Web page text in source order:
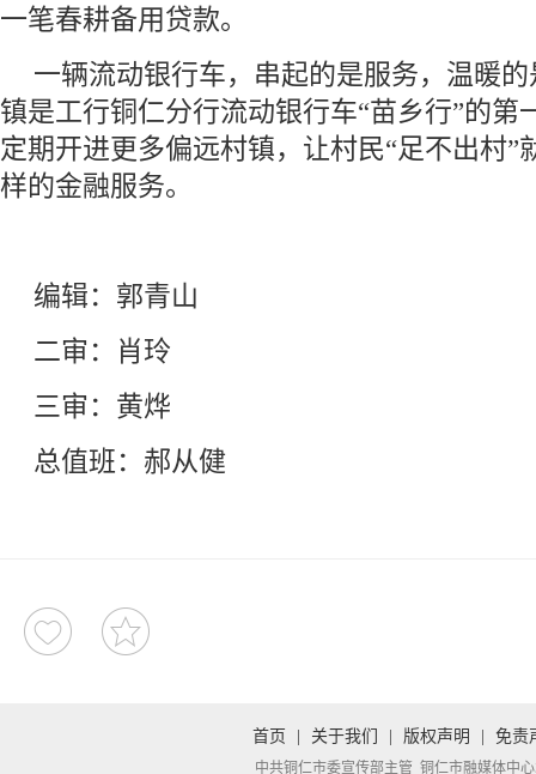
一笔春耕备用贷款。
一辆流动银行车，串起的是服务，温暖
镇是工行铜仁分行流动银行车“苗乡行”的第
定期开进更多偏远村镇，让村民“足不出村”
样的金融服务。
编辑：郭青山
二审：肖玲
三审：黄烨
总值班：郝从健
首页 关于我们 版权声明 免责
中共铜仁市委宣传部主管 铜仁市融媒体中心